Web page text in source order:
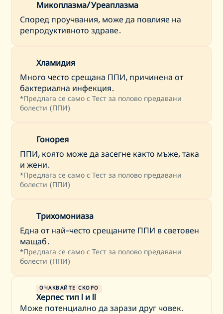
Микоплазма/ Уреаплазма
Според проучвания, може да повлияе на
репродуктивното здраве.
Хламидия
Много често срещана ППИ, причинена от
бактериална инфекция.
*Предлага се само с Тест за полово предавани
болести (ППИ)
Гонорея
ППИ, която може да засегне както мъже, така
и жени.
*Предлага се само с Тест за полово предавани
болести (ППИ)
Трихомониаза
Една от най-често срещаните ППИ в световен
мащаб.
*Предлага се само с Тест за полово предавани
болести (ППИ)
ОЧАКВАЙТЕ СКОРО
Херпес тип I и II
Може потенциално да зарази друг човек.